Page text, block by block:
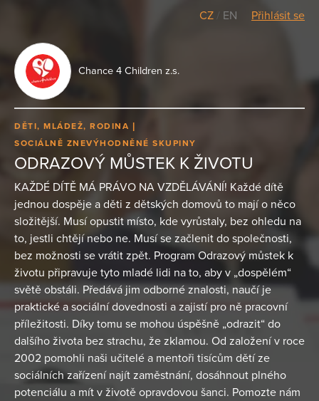
CZ / EN Přihlásit se
Chance 4 Children z.s.
DĚTI, MLÁDEŽ, RODINA
SOCIÁLNĚ ZNEVÝHODNĚNÉ SKUPINY
ODRAZOVÝ MŮSTEK K ŽIVOTU
KAŽDÉ DÍTĚ MÁ PRÁVO NA VZDĚLÁVÁNÍ! Každé dítě
jednou dospěje a děti z dětských domovů to mají o něco
složitější. Musí opustit místo, kde vyrůstaly, bez ohledu na
to, jestli chtějí nebo ne. Musí se začlenit do společnosti,
bez možnosti se vrátit zpět. Program Odrazový můstek k
životu připravuje tyto mladé lidi na to, aby v „dospělém“
světě obstáli. Předává jim odborné znalosti, naučí je
praktické a sociální dovednosti a zajistí pro ně pracovní
příležitosti. Díky tomu se mohou úspěšně „odrazit“ do
dalšího života bez strachu, že zklamou. Od založení v roce
2002 pomohli naši učitelé a mentoři tisícům dětí ze
sociálních zařízení najít zaměstnání, dosáhnout plného
potenciálu a mít v životě opravdovou šanci. Pomozte nám